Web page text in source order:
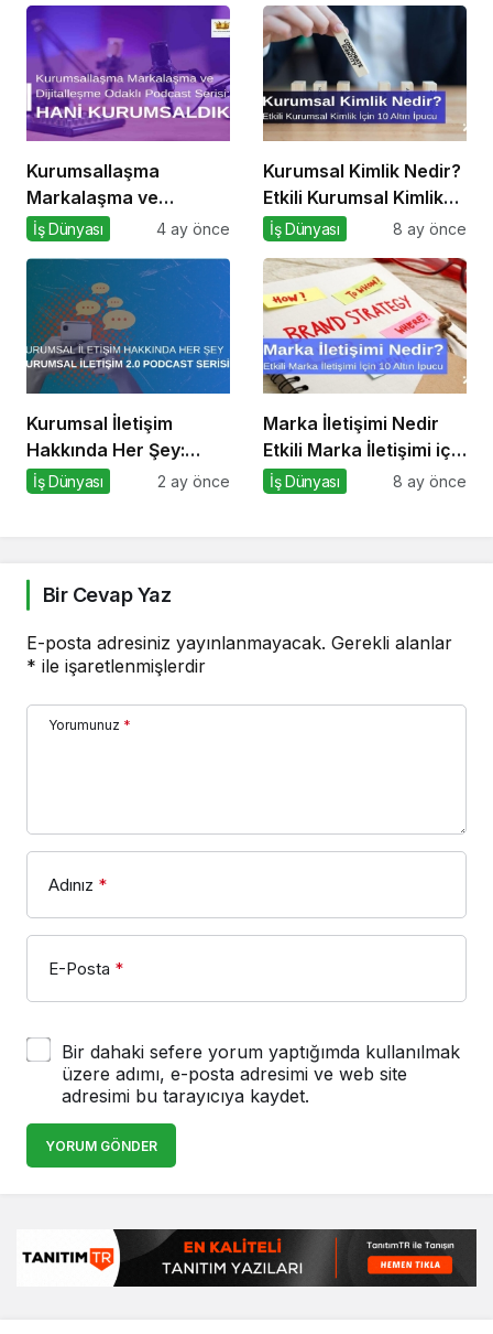
Kurumsallaşma
Markalaşma ve
Dijitalleşme Odaklı
Kurumsaldık
İş Dünyası 4 ay önce
Kurumsal Kimlik Nedir?
Etkili Kurumsal Kimlik
İçin 10 Altın İpucu
İş Dünyası 8 ay önce
Kurumsal İletişim
Hakkında Her Şey:
Kurumsal İletişim 2.0
İş Dünyası 2 ay önce
Marka İletişimi Nedir
Etkili Marka İletişimi için
10 Altın Öneri
İş Dünyası 8 ay önce
Bir Cevap Yaz
E-posta adresiniz yayınlanmayacak. Gerekli alanlar
* ile işaretlenmişlerdir
Yorumunuz *
Adınız *
E-Posta *
Bir dahaki sefere yorum yaptığımda kullanılmak
üzere adımı, e-posta adresimi ve web site
adresimi bu tarayıcıya kaydet.
YORUM GÖNDER